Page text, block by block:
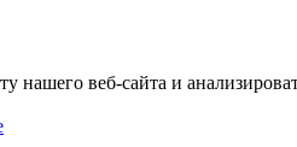
веб-сайта и